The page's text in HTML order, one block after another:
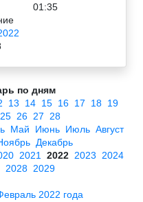
01:35
по дням
13 14 15 16 17 18 19
25 26 27
28
Май Июнь Июль Август
Декабрь
2021 2022 2023
2024
2028 2029
2022 года